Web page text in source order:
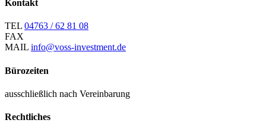
Kontakt
TEL 04763 / 62 81 08
FAX
MAIL info@voss-investment.de
Bürozeiten
ausschließlich nach Vereinbarung
Rechtliches